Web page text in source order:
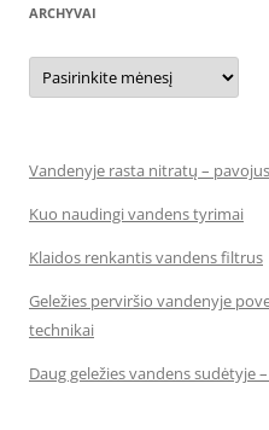
ARCHYVAI
Archyvai
Vandenyje rasta nitratų –
Kuo naudingi vandens tyrimai
Klaidos renkantis vandens filtrus
Geležies perviršio vandenyje
technikai
Daug geležies vandens sudėtyje